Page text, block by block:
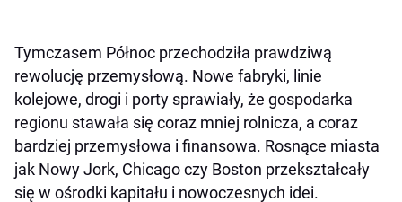
Tymczasem Północ przechodziła prawdziwą
rewolucję przemysłową. Nowe fabryki, linie
kolejowe, drogi i porty sprawiały, że gospodarka
regionu stawała się coraz mniej rolnicza, a coraz
bardziej przemysłowa i finansowa. Rosnące miasta
jak Nowy Jork, Chicago czy Boston przekształcały
się w ośrodki kapitału i nowoczesnych idei.